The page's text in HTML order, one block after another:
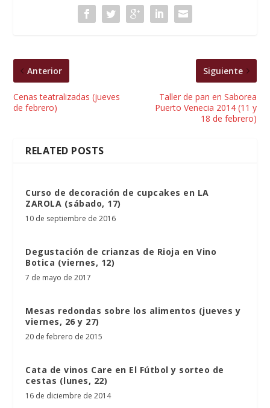
Anterior
Cenas teatralizadas (jueves
de febrero)
Siguiente
Taller de pan en Saborea
Puerto Venecia 2014 (11 y
18 de febrero)
RELATED POSTS
Curso de decoración de cupcakes en LA
ZAROLA (sábado, 17)
10 de septiembre de 2016
Degustación de crianzas de Rioja en Vino
Botica (viernes, 12)
7 de mayo de 2017
Mesas redondas sobre los alimentos (jueves y
viernes, 26 y 27)
20 de febrero de 2015
Cata de vinos Care en El Fútbol y sorteo de
cestas (lunes, 22)
16 de diciembre de 2014